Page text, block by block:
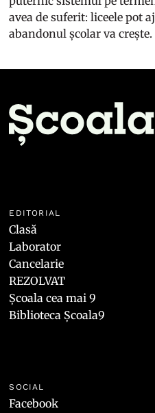
avea de suferit: liceele pot
abandonul școlar va crește.
EDITORIAL
Clasă
Laborator
Cancelarie
REZOLVAT
Școala cea mai 9
Biblioteca Școala9
SOCIAL
Facebook